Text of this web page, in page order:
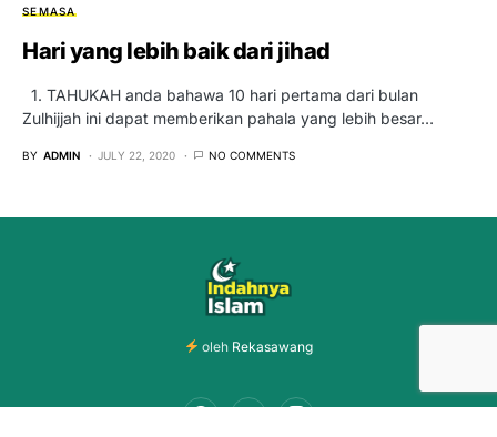
SEMASA
Hari yang lebih baik dari jihad
1. TAHUKAH anda bahawa 10 hari pertama dari bulan
Zulhijjah ini dapat memberikan pahala yang lebih besar…
BY ADMIN JULY 22, 2020 NO COMMENTS
oleh Rekasawang